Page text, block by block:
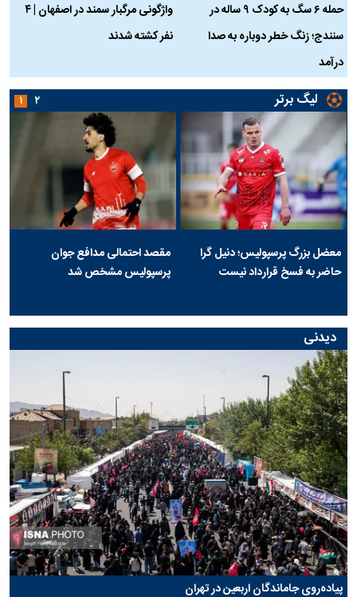
حمله ۶ سگ به کودک ۹ ساله در
سنندج؛ زنگ خطر دوباره به صدا
درآمد
واژگونی مرگبار سمند در اصفهان | ۴
نفر کشته شدند
لیگ برتر
معضل بزرگ پرسپولیس؛ دنیل گرا
حاضر به فسخ قرارداد نیست
مقصد احتمالی مدافع جوان
پرسپولیس مشخص شد
۱ ۲
دیدنی
پیاده‌روی جاماندگان اربعین در تهران